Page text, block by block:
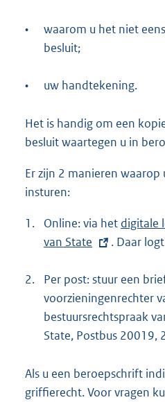
•
waarom u het niet
besluit;
• uw handtekening.
Het is handig om een
besluit waartegen u in
Er zijn 2 manieren
insturen:
1. Online: via het E
x
e
r
n
e
i
n
digitale
van State
. Daar
2.
Per post: stuur een
voorzieningenrechter
bestuursrechtspraak
State, Postbus 20019,
Als u een beroepschrift
griffierecht. Voor vragen